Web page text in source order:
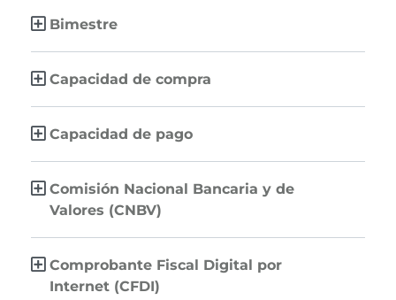
Bimestre
Capacidad de compra
Capacidad de pago
Comisión Nacional Bancaria y de
Valores (CNBV)
Comprobante Fiscal Digital por
Internet (CFDI)